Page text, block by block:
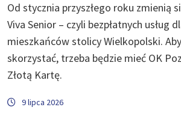
Od stycznia przyszłego roku zmienią
Viva Senior – czyli bezpłatnych usług
mieszkańców stolicy Wielkopolski.
skorzystać, trzeba będzie mieć OK
Złotą Kartę.
9 lipca 2026